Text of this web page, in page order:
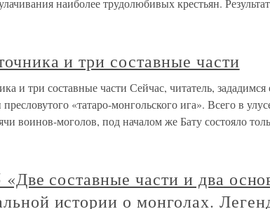
наиболее трудолюбивых крестьян.
и три составные части
и три составные части Сейчас, читатель,
пресловутого «татаро-монгольского ига». Всего в
воинов-моголов, под началом же Бату состояло
«Две составные части и два
истории о монголах.